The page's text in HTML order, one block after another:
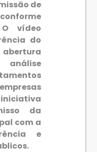
de
vídeo
do
abertura
da
com a
e